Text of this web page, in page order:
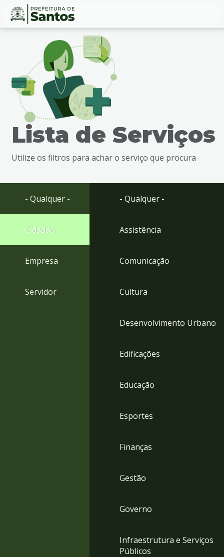
Ir
busca
Ir
rodapé
Conteúdo
Lista de Serviços
Utilize os filtros para achar o serviço que procura
- Qualquer -
Cidadão
Empresa
Servidor
- Qualquer -
Assistência
Comunicação
Cultura
Desenvolvimento Urbano
Edificações
Educação
Esportes
Finanças
Gestão
Governo
Infraestrutura e Serviços
Públicos